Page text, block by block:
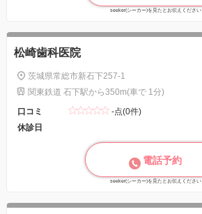
seeker(シーカー)を見たとお伝えください
松崎歯科医院
茨城県常総市新石下257-1
関東鉄道 石下駅から350m(車で 1分)
口コミ
-点(0件)
休診日
電話予約
seeker(シーカー)を見たとお伝えください